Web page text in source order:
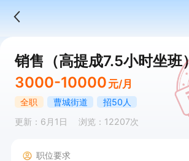
销售（高提成7.5小时坐班
3000-10000 元/月
全职 曹城街道
招50人
更新：6月1日
浏览：12207次
职位要求